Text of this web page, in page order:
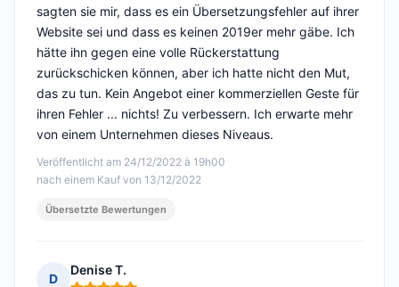
Veröffentlicht am 24/12/2022 à 19h00
nach einem Kauf von 13/12/2022
sagten sie mir, dass es ein Übersetzungsfehler auf ihrer
Website sei und dass es keinen 2019er mehr gäbe. Ich
hätte ihn gegen eine volle Rückerstattung
zurückschicken können, aber ich hatte nicht den Mut,
das zu tun. Kein Angebot einer kommerziellen Geste für
ihren Fehler ... nichts! Zu verbessern. Ich erwarte mehr
von einem Unternehmen dieses Niveaus.
Übersetzte Bewertungen
D
Denise T.